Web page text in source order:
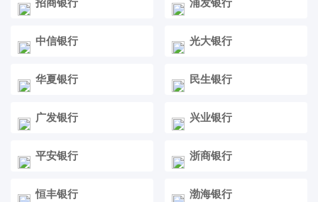
招商银行 浦发银行
中信银行 光大银行
华夏银行 民生银行
广发银行 兴业银行
平安银行 浙商银行
恒丰银行 渤海银行